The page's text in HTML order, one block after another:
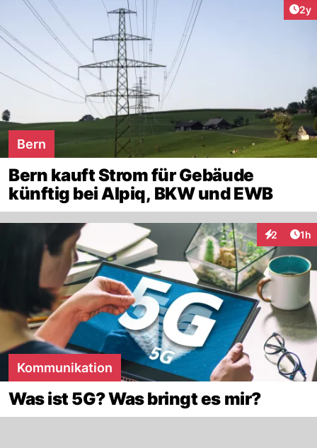
2y
Bern
Bern kauft Strom für Gebäude
künftig bei Alpiq, BKW und EWB
2 1h
Kommunikation
Was ist 5G? Was bringt es mir?